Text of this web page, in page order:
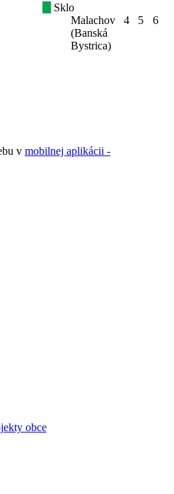
Sklo
Malachov
(Banská
Bystrica)
4 5 6
v mobilnej aplikácii -
obce